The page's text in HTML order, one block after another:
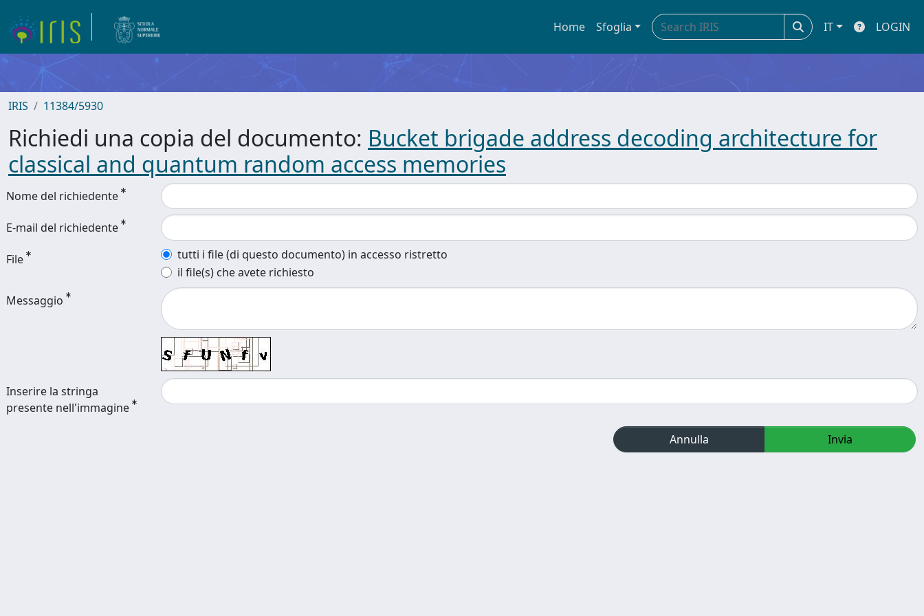
Home Sfoglia IT LOGIN
IRIS 11384/5930
Richiedi una copia del documento: Bucket brigade address decoding architecture for
classical and quantum random access memories
Nome del richiedente
E-mail del richiedente
File
tutti i file (di questo documento) in accesso ristretto
il file(s) che avete richiesto
Messaggio
Inserire la stringa
presente nell'immagine
Annulla Invia